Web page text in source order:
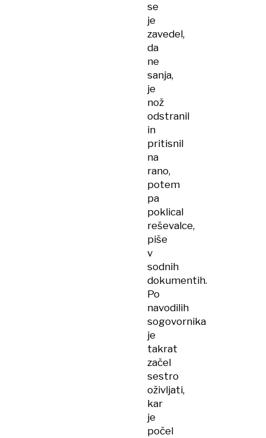
se
je
zavedel,
da
ne
sanja,
je
nož
odstranil
in
pritisnil
na
rano,
potem
pa
poklical
reševalce,
piše
v
sodnih
dokumentih.
Po
navodilih
sogovornika
je
takrat
začel
sestro
oživljati,
kar
je
počel